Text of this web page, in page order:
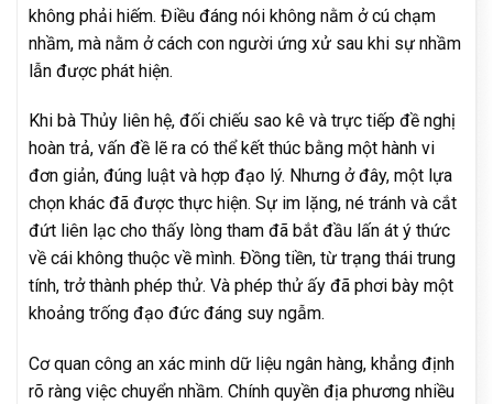
không phải hiếm. Điều đáng nói không nằm ở cú chạm
nhầm, mà nằm ở cách con người ứng xử sau khi sự nhầm
lẫn được phát hiện.
Khi bà Thủy liên hệ, đối chiếu sao kê và trực tiếp đề nghị
hoàn trả, vấn đề lẽ ra có thể kết thúc bằng một hành vi
đơn giản, đúng luật và hợp đạo lý. Nhưng ở đây, một lựa
chọn khác đã được thực hiện. Sự im lặng, né tránh và cắt
đứt liên lạc cho thấy lòng tham đã bắt đầu lấn át ý thức
về cái không thuộc về mình. Đồng tiền, từ trạng thái trung
tính, trở thành phép thử. Và phép thử ấy đã phơi bày một
khoảng trống đạo đức đáng suy ngẫm.
Cơ quan công an xác minh dữ liệu ngân hàng, khẳng định
rõ ràng việc chuyển nhầm. Chính quyền địa phương nhiều